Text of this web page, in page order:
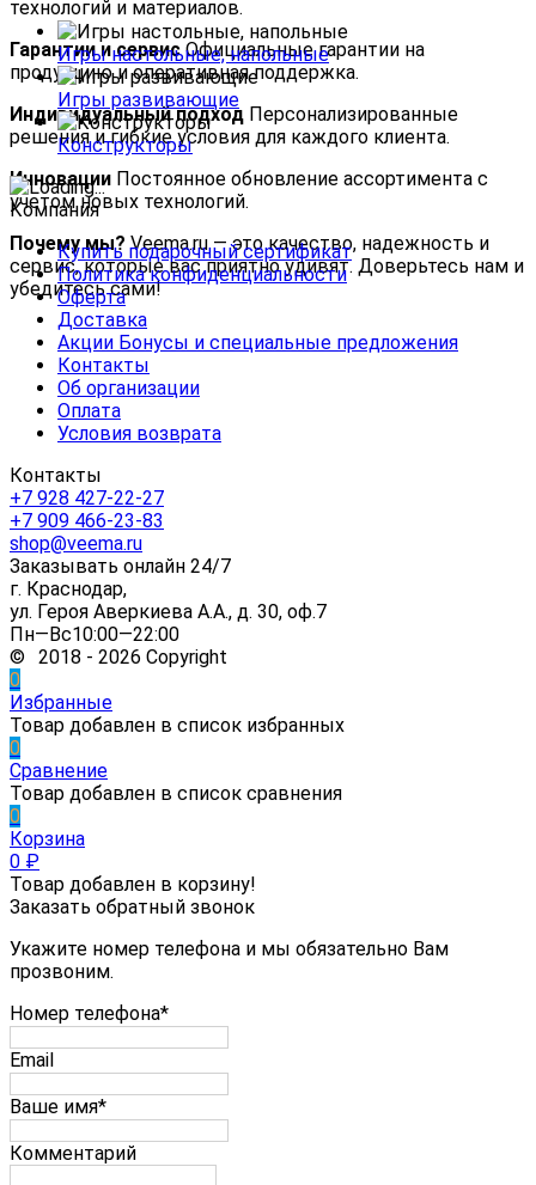
технологий и материалов.
Гарантии и сервисОфициальные гарантии на
продукцию и оперативная поддержка.
Индивидуальный подход Персонализированные
решения и гибкие условия для каждого клиента.
Инновации Постоянное обновление ассортимента с
учетом новых технологий.
Почему мы? Veema.ru — это качество, надежность и
сервис, которые вас приятно удивят. Доверьтесь нам и
убедитесь сами!
Игры настольные, напольные
Игры развивающие
Конструкторы
Компания
Купить подарочный сертификат
Политика конфиденциальности
Оферта
Доставка
Акции Бонусы и специальные предложения
Контакты
Об организации
Оплата
Условия возврата
Контакты
+7 928 427-22-27
+7 909 466-23-83
shop@veema.ru
Заказывать онлайн 24/7
г. Краснодар,
ул. Героя Аверкиева А.А., д. 30, оф.7
Пн—Вс10:00—22:00
© 2018 - 2026 Copyright
0
Избранные
Товар добавлен в список избранных
0
Сравнение
Товар добавлен в список сравнения
0
Корзина
0 ₽
Товар добавлен в корзину!
Заказать обратный звонок
Укажите номер телефона и мы обязательно Вам
прозвоним.
Номер телефона*
Email
Ваше имя*
Комментарий